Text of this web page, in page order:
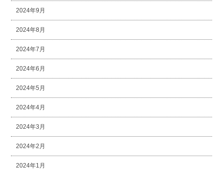
2024年9月
2024年8月
2024年7月
2024年6月
2024年5月
2024年4月
2024年3月
2024年2月
2024年1月